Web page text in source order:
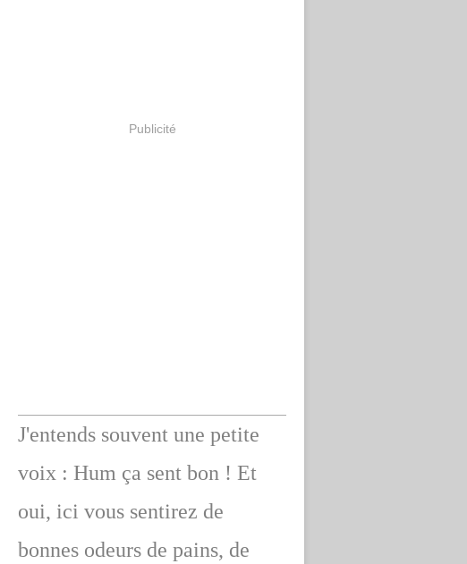
Publicité
J'entends souvent une petite
voix : Hum ça sent bon ! Et
oui, ici vous sentirez de
bonnes odeurs de pains, de